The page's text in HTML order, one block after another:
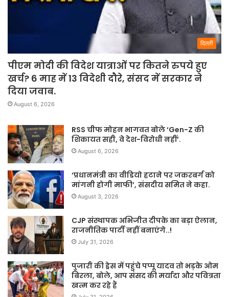
दिल्ली
पीएम मोदी की विदेश यात्राओं पर कितने रुपये हुए
खर्च? 6 माह में 13 विदेशी दौरे, संसद में सरकार ने
दिया जवाब.
August 6, 2026
RSS चीफ मोहन भागवत बोले ‘Gen-Z की
शिकायत सही, वे देश-विरोधी नहीं’.
August 6, 2026
‘प्रधानमंत्री का वीडियो हटाने पर जकरबर्ग को
मांगनी होगी माफी’, संसदीय समित ने कहा.
August 3, 2026
CJP संस्थापक अभिजीत दीपके का बड़ा ऐलान,
राजनीतिक पार्टी नहीं बनाएंगे..!
July 31, 2026
पुजारी की ड्रेस में पहुंचे पप्पू यादव तो भड़के ओम
बिरला, बोले, आप संसद की मर्यादा और पवित्रता
खत्म कर रहे हैं